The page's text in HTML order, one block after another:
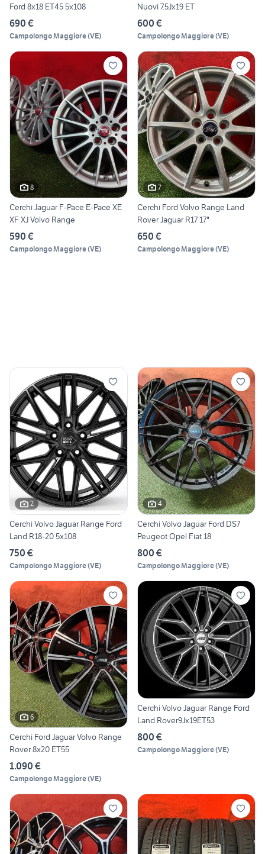
Ford 8x18 ET45 5x108
690 €
Campolongo Maggiore(VE)
Nuovi 7.5Jx19 ET
600 €
Campolongo Maggiore(VE)
8
Cerchi Jaguar F-Pace E-Pace XE
XF XJ Volvo Range
590 €
Campolongo Maggiore(VE)
7
Cerchi Ford Volvo Range Land
Rover Jaguar R17 17"
650 €
Campolongo Maggiore(VE)
2
Cerchi Volvo Jaguar Range Ford
Land R18-20 5x108
750 €
Campolongo Maggiore(VE)
4
Cerchi Volvo Jaguar Ford DS7
Peugeot Opel Fiat 18
800 €
Campolongo Maggiore(VE)
6
Cerchi Ford Jaguar Volvo Range
Rover 8x20 ET55
1.090 €
Campolongo Maggiore(VE)
Cerchi Volvo Jaguar Range Ford
Land Rover9Jx19ET53
800 €
Campolongo Maggiore(VE)